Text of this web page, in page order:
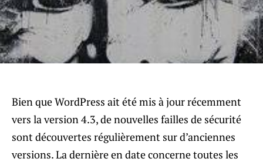
Bien que WordPress ait été mis à jour récemment
vers la version 4.3, de nouvelles failles de sécurité
sont découvertes régulièrement sur d’anciennes
versions. La dernière en date concerne toutes les